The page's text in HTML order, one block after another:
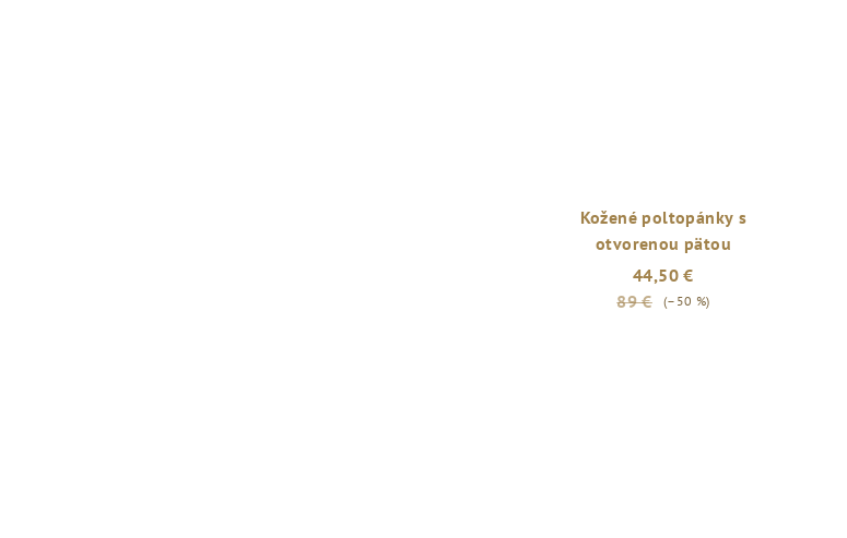
Kožené poltopánky s
otvorenou pätou
44,50 €
89 €
(–50 %)